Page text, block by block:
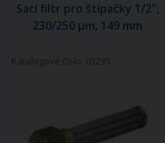
Sací filtr pro štípačky 1/2",
230/250 µm, 149 mm
Katalogové číslo: 03235